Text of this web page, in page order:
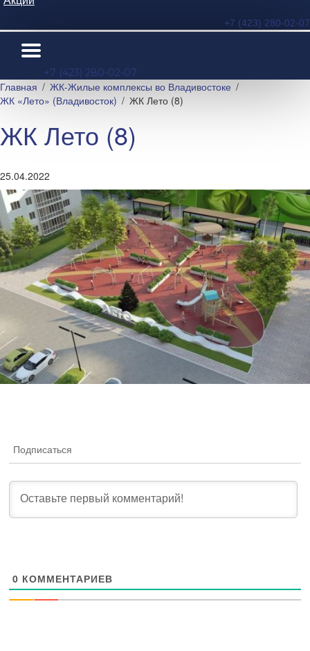
+7 (423) 280-02-07
+7 (423) 280-02-07
Главная
ЖК-Жилые комплексы во Владивостоке
ЖК «Лето» (Владивосток)
ЖК Лето (8)
ЖК Лето (8)
25.04.2022
Подписаться
0 КОММЕНТАРИЕВ